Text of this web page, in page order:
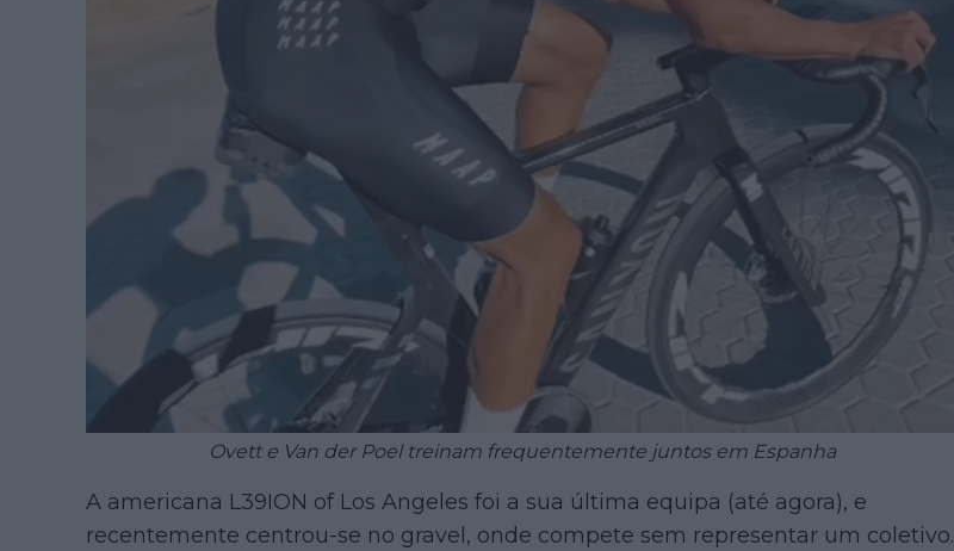
Ovett e Van der Poel treinam frequentemente juntos em Espanha
A americana L39ION of Los Angeles foi a sua última equipa (até agora), e
recentemente centrou-se no gravel, onde compete sem representar um coletivo.